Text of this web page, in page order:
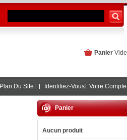
Panier Vide
Plan Du Site Identifiez-Vous Votre Compte
Panier
Aucun produit